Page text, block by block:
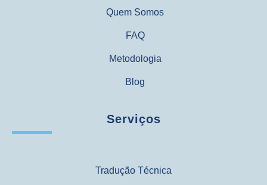
Quem Somos
FAQ
Metodologia
Blog
Serviços
Tradução Técnica